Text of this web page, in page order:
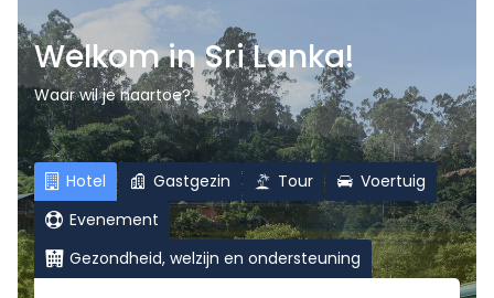
Welkom in Sri Lanka!
Waar wil je naartoe?
Hotel Gastgezin Tour
Voertuig
Evenement
Gezondheid, welzijn en ondersteuning